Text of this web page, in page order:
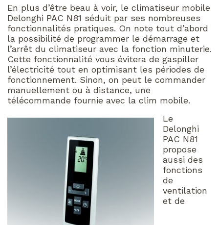
En plus d’être beau à voir, le climatiseur mobile
Delonghi PAC N81 séduit par ses nombreuses
fonctionnalités pratiques. On note tout d’abord
la possibilité de programmer le démarrage et
l’arrêt du climatiseur avec la fonction minuterie.
Cette fonctionnalité vous évitera de gaspiller
l’électricité tout en optimisant les périodes de
fonctionnement. Sinon, on peut le commander
manuellement ou à distance, une
télécommande fournie avec la clim mobile.
Le
Delonghi
PAC N81
propose
aussi des
fonctions
de
ventilation
et de